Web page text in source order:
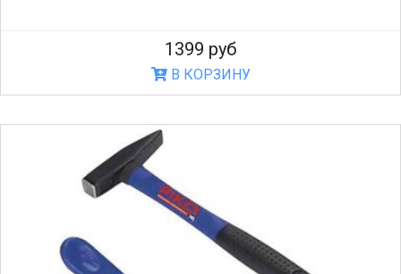
1399 руб
В КОРЗИНУ